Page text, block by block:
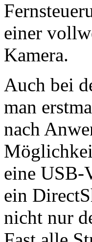
einer
Kamera.
Auch bei
man
nach
eine USB-
ein
nicht nur